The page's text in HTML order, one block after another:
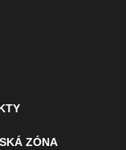
ZÓNA